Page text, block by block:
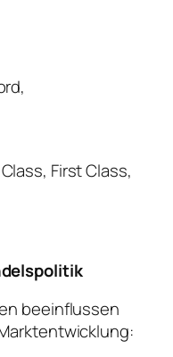
First Class,
beeinflussen